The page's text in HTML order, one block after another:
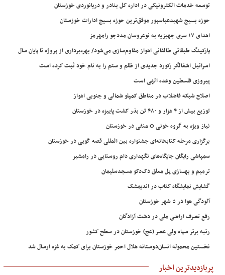
توسعه خدمات الکترونیکی در اداره کل بنادر و دریانوردی خوزستان
حوزه بسیج شهیدعباسپور موفق‌ترین حوزه بسیج ادارات خوزستان
اهدای ۱۷ سری جهیزیه به نوعروسان مددجو رامهرمز
پارکینگ طبقاتی طالقانی اهواز مقاوم‌سازی می‌شود/ بهره‌برداری از پروژه تا پایان سال
اسرائیل اشغالگر رکورد جدیدی از ظلم و ستم را به نام خود ثبت کرده است
پیروزی فلسطین وعده الهی است
اصلاح شبکه فاضلاب در مناطق کمپلو شمالی و جنوبی اهواز
توزیع بیش از ۴ هزار و ۴۸۰ تن بذر کشت پاییزه در خوزستان
نیاز ویژه به گروه خونی O منفی در خوزستان
برگزاری مرحله کتابخانه‌ای جشنواره بین المللی قصه گویی در خوزستان
سمپاشی رایگان جایگاه‌های نگهداری دام روستایی در رامشیر
ترمیم و بهسازی پل معلق دک‌دکو مسجدسلیمان
گشایش نمایشگاه کتاب در اندیمشک
آلودگی هوا در ۵ شهر خوزستان
رفع تصرف اراضی ملی در دشت آزادگان
رتبه برتر سپاه ولی عصر (عج) خوزستان در سطح کشور
نخستین محموله انسان‌دوستانه هلال احمر خوزستان برای کمک به غزه ارسال شد
پربازدیدترین اخبار